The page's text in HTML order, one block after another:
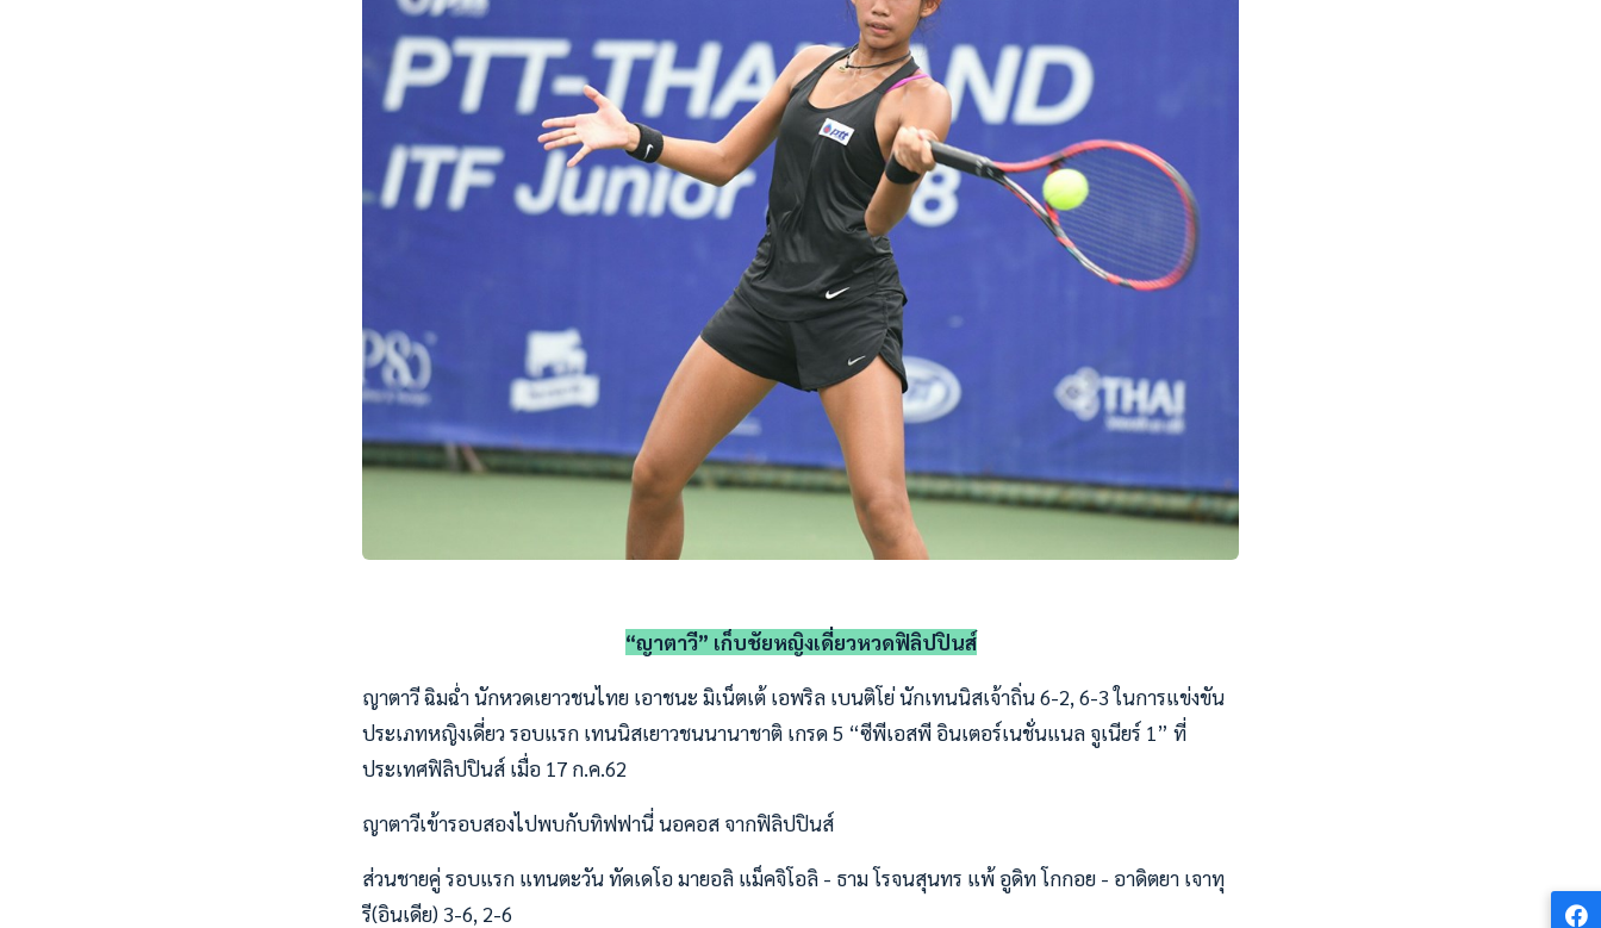
“ญาตาวี” เก็บชัยหญิงเดี่ยวหวดฟิลิปปินส์
ญาตาวี ฉิมฉ่ำ นักหวดเยาวชนไทย เอาชนะ มิเน็ตเต้ เอพริล เบนติโย่ นักเทนนิสเจ้าถิ่น 6-2, 6-3 ในการแข่งขัน
ประเภทหญิงเดี่ยว รอบแรก เทนนิสเยาวชนนานาชาติ เกรด 5 “ซีพีเอสพี อินเตอร์เนชั่นแนล จูเนียร์ 1” ที่
ประเทศฟิลิปปินส์ เมื่อ 17 ก.ค.62
ญาตาวีเข้ารอบสองไปพบกับทิฟฟานี่ นอคอส จากฟิลิปปินส์
ส่วนชายคู่ รอบแรก แทนตะวัน ทัดเดโอ มายอลิ แม็คจิโอลิ - ธาม โรจนสุนทร แพ้ อูดิท โกกอย - อาดิตยา เจาทุ
รี(อินเดีย) 3-6, 2-6